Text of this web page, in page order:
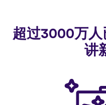
超过3000万
讲